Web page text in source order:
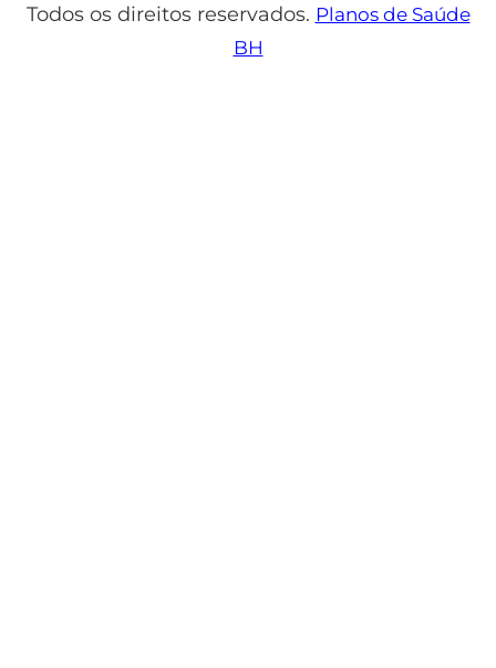
Todos os direitos reservados. Planos de Saúde
BH